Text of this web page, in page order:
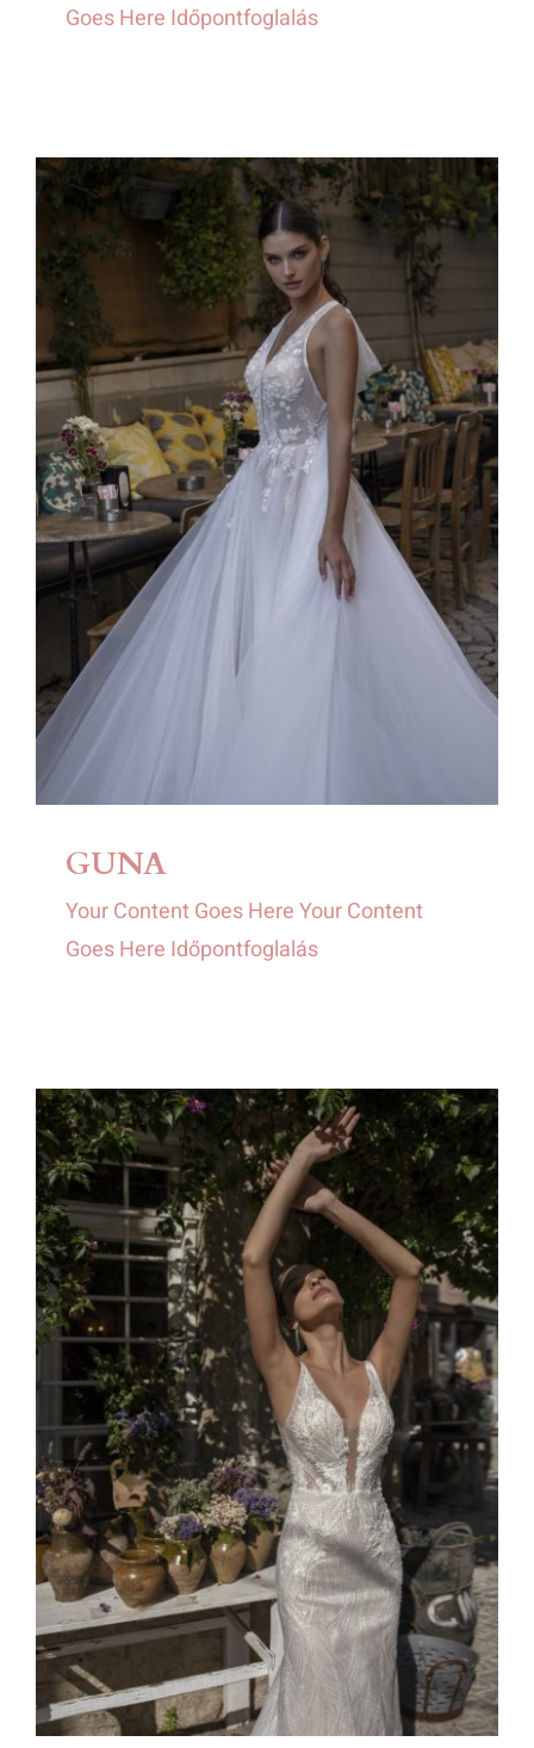
Goes Here Időpontfoglalás
GUNA
Your Content Goes Here Your Content
Goes Here Időpontfoglalás